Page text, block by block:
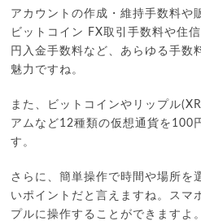
アカウントの作成・維持手数料や
ビットコイン FX取引手数料や住
円入金手数料など、あらゆる手数
魅力ですね。
また、ビットコインやリップル
アムなど12種類の仮想通貨を100
す。
さらに、簡単操作で時間や場所を
いポイントだと言えますね。スマ
プルに操作することができますよ。